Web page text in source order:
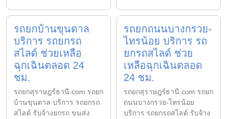
รถยกบ้านขุนตาล
บริการ รถยกรถ
สไลด์ ช่วยเหลือ
ฉุกเฉินตลอด 24
ชม.
รถยกสุราษฎร์ธานี.com รถยก
บ้านขุนตาล บริการ รถยกรถ
สไลด์ รับจ้างยกรถ ขนส่ง
รถยกถนนบางกรวย-
ไทรน้อย บริการ รถ
ยกรถสไลด์ ช่วย
เหลือฉุกเฉินตลอด
24 ชม.
รถยกสุราษฎร์ธานี.com รถยก
ถนนบางกรวย-ไทรน้อย
บริการ รถยกรถสไลด์ รับจ้าง